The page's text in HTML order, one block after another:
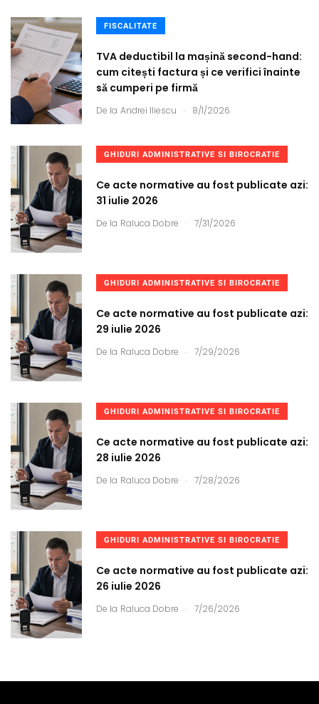
FISCALITATE
TVA deductibil la mașină second-hand:
cum citești factura și ce verifici înainte
să cumperi pe firmă
De la Andrei Iliescu . 8/1/2026
GHIDURI ADMINISTRATIVE SI BIROCRATIE
Ce acte normative au fost publicate azi:
31 iulie 2026
De la Raluca Dobre . 7/31/2026
GHIDURI ADMINISTRATIVE SI BIROCRATIE
Ce acte normative au fost publicate azi:
29 iulie 2026
De la Raluca Dobre . 7/29/2026
GHIDURI ADMINISTRATIVE SI BIROCRATIE
Ce acte normative au fost publicate azi:
28 iulie 2026
De la Raluca Dobre . 7/28/2026
GHIDURI ADMINISTRATIVE SI BIROCRATIE
Ce acte normative au fost publicate azi:
26 iulie 2026
De la Raluca Dobre . 7/26/2026